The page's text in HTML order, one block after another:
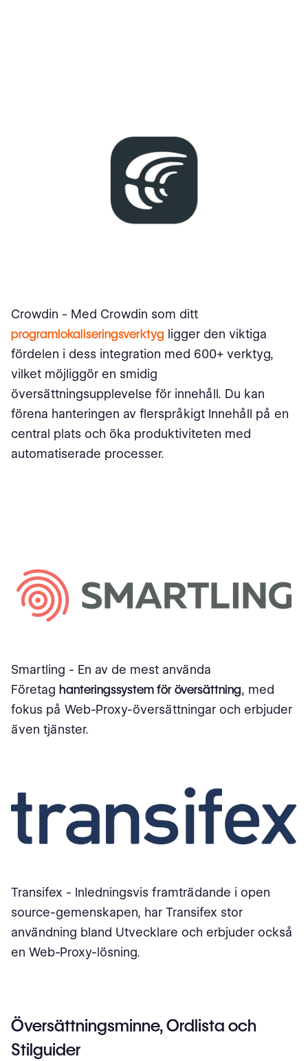
Crowdin - Med Crowdin som ditt
programlokaliseringsverktyg ligger den viktiga
fördelen i dess integration med 600+ verktyg,
vilket möjliggör en smidig
översättningsupplevelse för innehåll. Du kan
förena hanteringen av flerspråkigt Innehåll på en
central plats och öka produktiviteten med
automatiserade processer.
Smartling - En av de mest använda
Företag hanteringssystem för översättning, med
fokus på Web-Proxy-översättningar och erbjuder
även tjänster.
Transifex - Inledningsvis framträdande i open
source-gemenskapen, har Transifex stor
användning bland Utvecklare och erbjuder också
en Web-Proxy-lösning.
Översättningsminne, Ordlista och
Stilguider